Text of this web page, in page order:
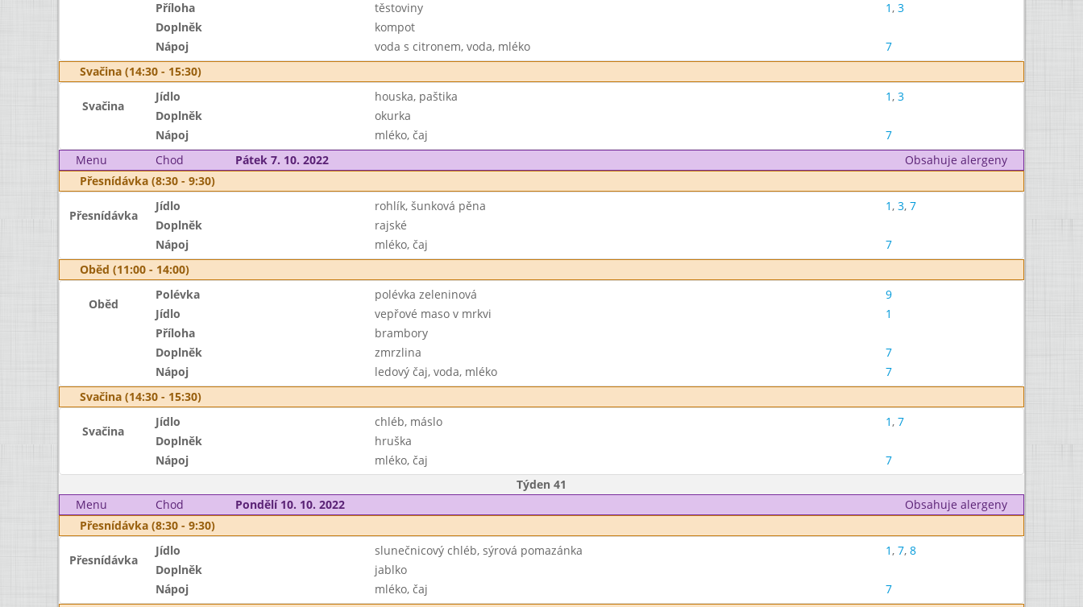
Příloha
těstoviny 1, 3
Doplněk
kompot
Nápoj
voda s citronem, voda, mléko
7
Svačina (14:30 - 15:30)
Svačina
Jídlo houska, paštika 1, 3
Doplněk
okurka
Nápoj
mléko, čaj
7
Menu
Chod Pátek 7. 10. 2022
Obsahuje alergeny
Přesnídávka (8:30 - 9:30)
Přesnídávka
Jídlo rohlík, šunková pěna 1, 3, 7
Doplněk
rajské
Nápoj
mléko, čaj
7
Oběd (11:00 - 14:00)
Oběd
Polévka polévka zeleninová
9
Jídlo
vepřové maso v mrkvi
1
Příloha
brambory
Doplněk
zmrzlina
7
Nápoj
ledový čaj, voda, mléko
7
Svačina (14:30 - 15:30)
Svačina
Jídlo chléb, máslo 1, 7
Doplněk
hruška
Nápoj
mléko, čaj
7
Týden 41
Menu
Chod Pondělí 10. 10. 2022
Obsahuje alergeny
Přesnídávka (8:30 - 9:30)
Přesnídávka
Jídlo slunečnicový chléb, sýrová pomazánka 1, 7, 8
Doplněk
jablko
Nápoj
mléko, čaj
7